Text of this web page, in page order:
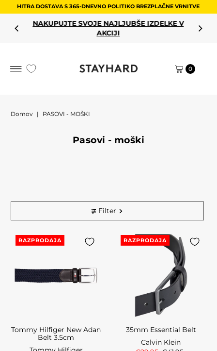
HITRA DOSTAVA S 365-DNEVNO POLITIKO BREZPLAČNE VRNITVE
NAKUPUJTE SVOJE NAJLJUBŠE IZDELKE V
AKCIJI
0
Domov | PASOVI - MOŠKI
Pasovi - moški
Filter
RAZPRODAJA
Tommy Hilfiger New Adan
Belt 3.5cm
RAZPRODAJA
35mm Essential Belt
Calvin Klein